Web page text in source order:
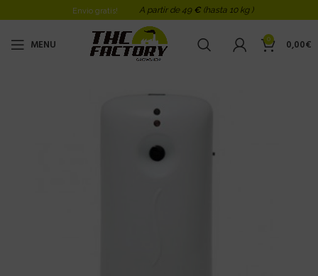
Envio gratis! A partir de 49 € (hasta 10 kg )
MENU 0 0,00€